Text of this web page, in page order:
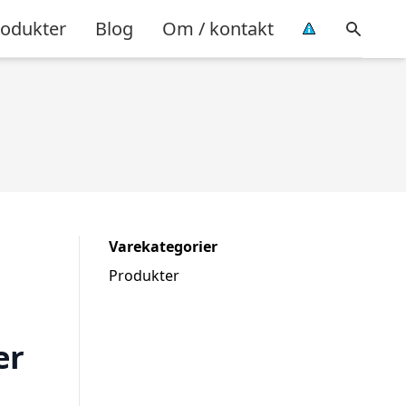
Blog Om / kontakt
Varekategorier
Produkter